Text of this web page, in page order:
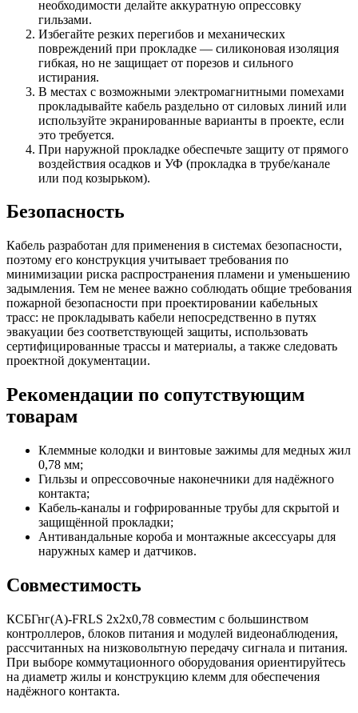
необходимости делайте аккуратную опрессовку
гильзами.
Избегайте резких перегибов и механических
повреждений при прокладке — силиконовая изоляция
гибкая, но не защищает от порезов и сильного
истирания.
В местах с возможными электромагнитными помехами
прокладывайте кабель раздельно от силовых линий или
используйте экранированные варианты в проекте, если
это требуется.
При наружной прокладке обеспечьте защиту от прямого
воздействия осадков и УФ (прокладка в трубе/канале
или под козырьком).
Безопасность
Кабель разработан для применения в системах безопасности,
поэтому его конструкция учитывает требования по
минимизации риска распространения пламени и уменьшению
задымления. Тем не менее важно соблюдать общие требования
пожарной безопасности при проектировании кабельных
трасс: не прокладывать кабели непосредственно в путях
эвакуации без соответствующей защиты, использовать
сертифицированные трассы и материалы, а также следовать
проектной документации.
Рекомендации по сопутствующим
товарам
Клеммные колодки и винтовые зажимы для медных жил
0,78 мм;
Гильзы и опрессовочные наконечники для надёжного
контакта;
Кабель-каналы и гофрированные трубы для скрытой и
защищённой прокладки;
Антивандальные короба и монтажные аксессуары для
наружных камер и датчиков.
Совместимость
КСБГнг(А)-FRLS 2х2х0,78 совместим с большинством
контроллеров, блоков питания и модулей видеонаблюдения,
рассчитанных на низковольтную передачу сигнала и питания.
При выборе коммутационного оборудования ориентируйтесь
на диаметр жилы и конструкцию клемм для обеспечения
надёжного контакта.